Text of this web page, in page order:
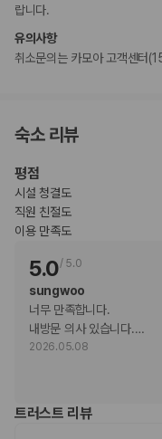
설에 연락하여 적합한 객
고객 정책과 문화적 기준
습니다. 명시된 정책은 숙
피트니스 센터는 매달 첫
지 않고 이용할 경우 무료
고객의 안전을 위해 모든
부가 정보
추가 안내사항
기타 선택사항
뷔페아침 식사 요금: 성
금액)
간이 침대 이용 요금: 1
위 목록에 명시되지 않은 다
Visa
랍니다.
유의사항
취소문의는 카모아 고객센터
숙소 리뷰
평점
시설 청결도
직원 친절도
이용 만족도
5.0/ 5.0
sungwoo
너무 만족합니다.
내방문 의사 있습니다.…
2026.05.08
트러스트 리뷰